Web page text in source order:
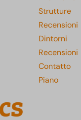
Strutture
Recensioni
Dintorni
Recensioni
Contatto
Piano